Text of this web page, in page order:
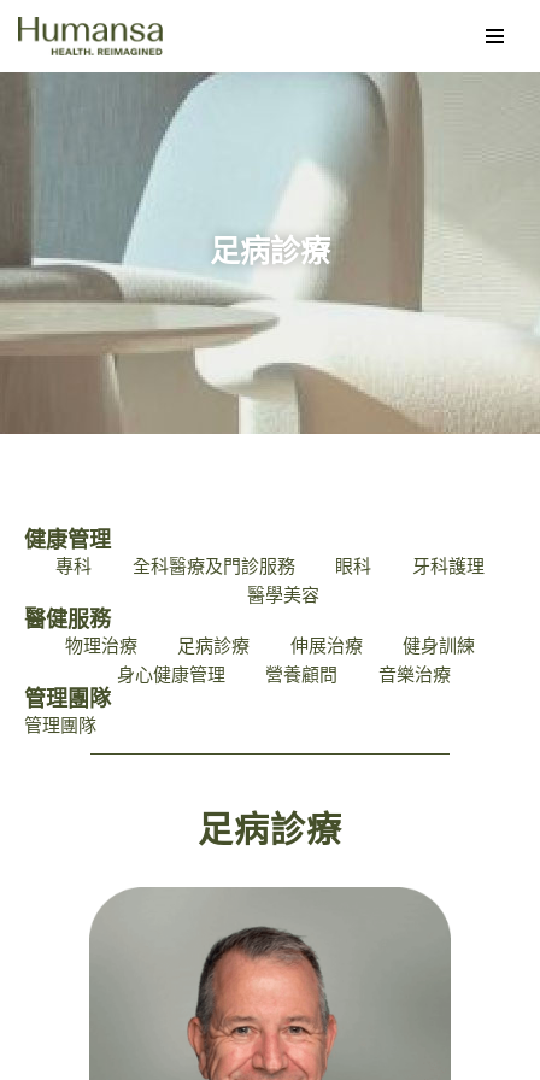
足病診療
健康管理
專科 全科醫療及門診服務 眼科
牙科護理
醫學美容
醫健服務
物理治療 足病診療 伸展治療
健身訓練
身心健康管理
營養顧問 音樂治療
管理團隊
管理團隊
足病診療